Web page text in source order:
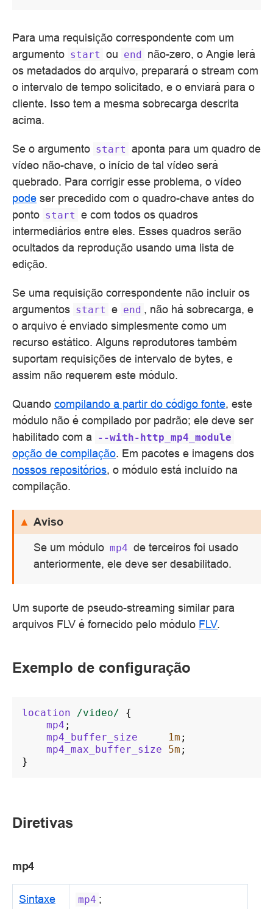
Para uma requisição correspondente com um
argumento start ou end não-zero, o Angie lerá
os metadados do arquivo, preparará o stream com
o intervalo de tempo solicitado, e o enviará para o
cliente. Isso tem a mesma sobrecarga descrita
acima.
Se o argumento start aponta para um quadro de
vídeo não-chave, o início de tal vídeo será
quebrado. Para corrigir esse problema, o vídeo
pode ser precedido com o quadro-chave antes do
ponto start e com todos os quadros
intermediários entre eles. Esses quadros serão
ocultados da reprodução usando uma lista de
edição.
Se uma requisição correspondente não incluir os
argumentos start e end , não há sobrecarga, e
o arquivo é enviado simplesmente como um
recurso estático. Alguns reprodutores também
suportam requisições de intervalo de bytes, e
assim não requerem este módulo.
Quando compilando a partir do código fonte, este
módulo não é compilado por padrão; ele deve ser
habilitado com a
‑‑with‑http_mp4_module
opção de compilação. Em pacotes e imagens dos
nossos repositórios, o módulo está incluído na
compilação.
Aviso
Se um módulo mp4 de terceiros foi usado
anteriormente, ele deve ser desabilitado.
Um suporte de pseudo-streaming similar para
arquivos FLV é fornecido pelo módulo FLV.
Exemplo de configuração
location /video/
{
mp4 ;
mp4_buffer_size
1m ;
mp4_max_buffer_size
5m ;
}
Diretivas
mp4
Sintaxe mp4 ;